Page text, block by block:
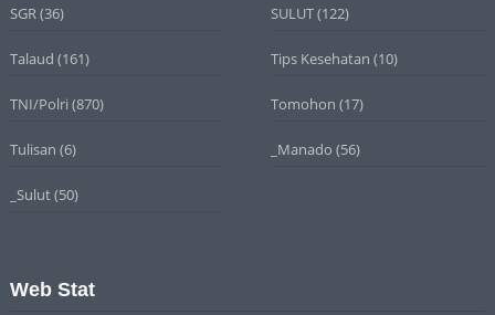
SGR(36) SULUT(122)
Talaud (161) Tips Kesehatan (10)
TNI/Polri (870) Tomohon (17)
Tulisan (6) _Manado (56)
_Sulut(50)
Web Stat